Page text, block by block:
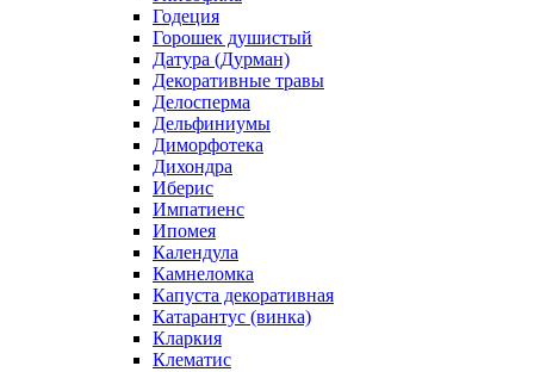
Годеция
Горошек душистый
Датура (Дурман)
Декоративные травы
Делосперма
Дельфиниумы
Диморфотека
Дихондра
Иберис
Импатиенс
Ипомея
Календула
Камнеломка
Капуста декоративная
Катарантус (винка)
Кларкия
Клематис